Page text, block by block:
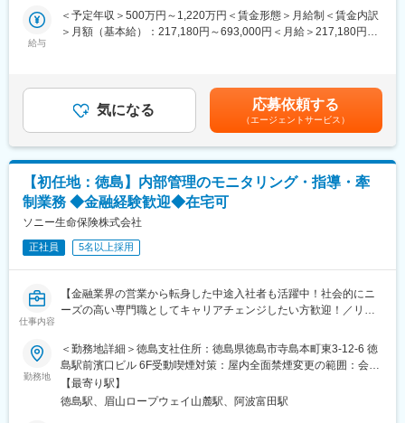
理、設計など様々な方と関わるので、目的に向かって各部門をま
とめるリーダー的な立ち位置で仕事ができるのが魅力です。
きた高い技術力で先進性のある住まいを届けています。母体がイ
ンフラ系ということもあり、業績も安定的に推移しています。
・積水化学はSDGs等の持続可能性の高い会社です。そのセキスイ
ハイムグループとしては全国で14グループあり、当社は香川・徳
島・高知が担当区域で地域密着型で提供しています。
■商品の強み：
独自のユニット工法を導入しており、人・ロボット・機械による
最適な家づくりで、均一な住宅を提供ができることが魅力となっ
ています&#65533;
リアアップを目指していただけます。
■職務詳細
・顧客対応およびフォローアップ
・関連書類の作成および管理
との交流を通じて、企業理解を深め、新たな一歩を踏み出すため
の大切な機会となります。入社後も、業務に必要な知識やスキル
を幅広く学べる導入研修、そしてOJTによる実践的な指導を行い
ます。OJT担当の先輩社員が丁寧にサポートするため、未経験の
方でも安心して業務を習得できます。さらに、定期的な勉強会や
研修も充実しており、専門知識を着実に身につけ、継続的な成長
を目指せる環境です。
■働き方
在宅勤務やシフト勤務など柔軟な働き方を支援しています。育児
や介護などのライフイベントに合わせた勤務時間の調整が可能
た効率的な業務プロセスの導入により、生産性の高い働き方が推
進されています。
■キャリアパス
社員一人ひとりのキャリア形成を支援するさまざまな制度が整っ
給与
＜予定年収＞500万円～1,220万円＜賃金形態＞月給制＜賃金内訳
＞月額（基本給）：217,180円～693,000円＜月給＞217,180円～
の入社時の想定年収は500万（月給217,180円）～780万円（月給
335,000円）となります。賃金はあくまでも目安の金額であり、
選考を通じて上下する可能性があります。月給(月額)は固定手当を
含めた表記です。
気になる 応募依頼する
（エージェントサービス）
【初任地：徳島】内部管理のモニタリング・指導・牽
制業務 ◆金融経験歓迎◆在宅可
ソニー生命保険株式会社
正社員 5名以上採用
仕事内容
【金融業界の営業から転身した中途入社者も活躍中！社会的にニ
ーズの高い専門職としてキャリアチェンジしたい方歓迎！／リモ
福利厚生充実】
◎上場タイミングで勢いあるソニーフィナンシャルグループの収
益の柱である中核企業！
◎経営戦略の一つである重要度の高い業務に携われる！
勤務地
＜勤務地詳細＞徳島支社住所：徳島県徳島市寺島本町東3-12-6 徳
島駅前濱口ビル 6F受動喫煙対策：屋内全面禁煙変更の範囲：会社
の定める事業所（リモートワーク含む）
【最寄り駅】
徳島駅、眉山ロープウェイ山麓駅、阿波富田駅